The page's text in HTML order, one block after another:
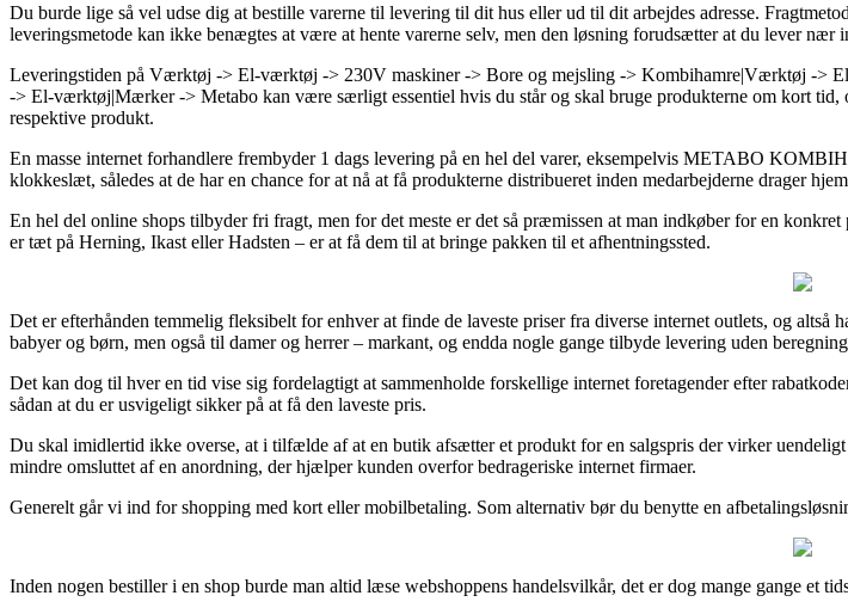
Du burde lige så vel udse dig at bestille varerne til levering til dit hus eller ud til dit arbejdes adresse.
leveringsmetode kan ikke benægtes at være at hente varerne selv, men den løsning forudsætter at du lever nær
Leveringstiden på Værktøj -> El-værktøj -> 230V maskiner -> Bore og mejsling -> Kombihamre|Værktøj -
-> El-værktøj|Mærker -> Metabo kan være særligt essentiel hvis du står og skal bruge produkterne om kort tid,
respektive produkt.
En masse internet forhandlere frembyder 1 dags levering på en hel del varer, eksempelvis METABO
klokkeslæt, således at de har en chance for at nå at få produkterne distribueret inden medarbejderne drager
En hel del online shops tilbyder fri fragt, men for det meste er det så præmissen at man indkøber for en
er tæt på Herning, Ikast eller Hadsten – er at få dem til at bringe pakken til et afhentningssted.
Det er efterhånden temmelig fleksibelt for enhver at finde de laveste priser fra diverse internet outlets, og
babyer og børn, men også til damer og herrer – markant, og endda nogle gange tilbyde levering uden
Det kan dog til hver en tid vise sig fordelagtigt at sammenholde forskellige internet foretagender efter
sådan at du er usvigeligt sikker på at få den laveste pris.
Du skal imidlertid ikke overse, at i tilfælde af at en butik afsætter et produkt for en salgspris der virker
mindre omsluttet af en anordning, der hjælper kunden overfor bedrageriske internet firmaer.
Generelt går vi ind for shopping med kort eller mobilbetaling. Som alternativ bør du benytte en
Inden nogen bestiller i en shop burde man altid læse webshoppens handelsvilkår, det er dog mange gange et